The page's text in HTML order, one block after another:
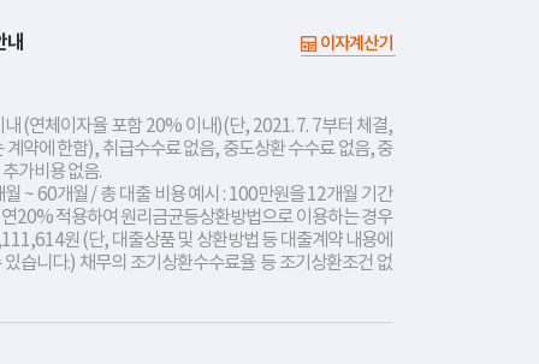
내 이자계산기
(연체이자율 포함 20% 이내)(단, 2021. 7. 7부터 체결,
계약에 한함), 취급수수료 없음, 중도상환 수수료 없음, 중
가비용 없음.
월 ~ 60개월 / 총 대출 비용 예시 : 100만원을 12개월 기간
20% 적용하여 원리금균등상환방법으로 이용하는 경우
원 (단, 대출상품 및 상환방법 등 대출계약 내용에
습니다.) 채무의 조기상환수수료율 등 조기상환조건 없